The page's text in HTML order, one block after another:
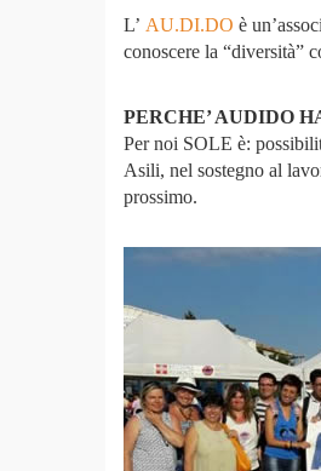
L’ AU.DI.DO è
conoscere la “diversità”
PERCHE’ AUDIDO
Per noi SOLE è:
Asili, nel sostegno al
prossimo.